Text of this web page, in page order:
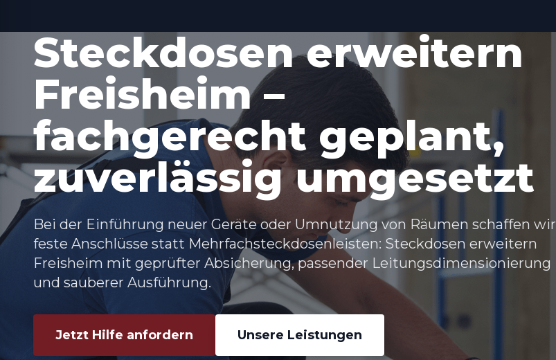
Steckdosen erweitern
Freisheim –
fachgerecht geplant,
zuverlässig umgesetzt
Bei der Einführung neuer Geräte oder Umnutzung von Räumen schaffen wir
feste Anschlüsse statt Mehrfachsteckdosenleisten: Steckdosen erweitern
Freisheim mit geprüfter Absicherung, passender Leitungsdimensionierung
und sauberer Ausführung.
Jetzt Hilfe anfordern Unsere Leistungen